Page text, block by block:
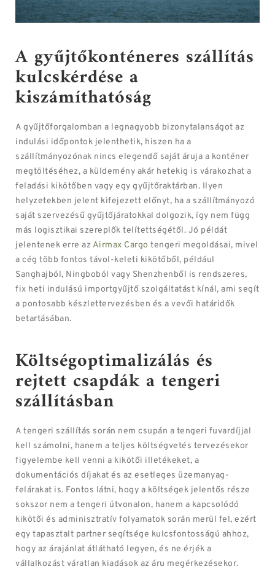
A gyűjtőkonténeres szállítás
kulcskérdése a
kiszámíthatóság
A gyűjtőforgalomban a legnagyobb bizonytalanságot az
indulási időpontok jelenthetik, hiszen ha a
szállítmányozónak nincs elegendő saját áruja a konténer
megtöltéséhez, a küldemény akár hetekig is várakozhat a
feladási kikötőben vagy egy gyűjtőraktárban. Ilyen
helyzetekben jelent kifejezett előnyt, ha a szállítmányozó
saját szervezésű gyűjtőjáratokkal dolgozik, így nem függ
más logisztikai szereplők telítettségétől. Jó példát
jelentenek erre az Airmax Cargo tengeri megoldásai, mivel
a cég több fontos távol-keleti kikötőből, például
Sanghajból, Ningboból vagy Shenzhenből is rendszeres,
fix heti indulású importgyűjtő szolgáltatást kínál, ami segít
a pontosabb készlettervezésben és a vevői határidők
betartásában.
Költségoptimalizálás és
rejtett csapdák a tengeri
szállításban
A tengeri szállítás során nem csupán a tengeri fuvardíjjal
kell számolni, hanem a teljes költségvetés tervezésekor
figyelembe kell venni a kikötői illetékeket, a
dokumentációs díjakat és az esetleges üzemanyag-
felárakat is. Fontos látni, hogy a költségek jelentős része
sokszor nem a tengeri útvonalon, hanem a kapcsolódó
kikötői és adminisztratív folyamatok során merül fel, ezért
egy tapasztalt partner segítsége kulcsfontosságú ahhoz,
hogy az árajánlat átlátható legyen, és ne érjék a
vállalkozást váratlan kiadások az áru megérkezésekor.